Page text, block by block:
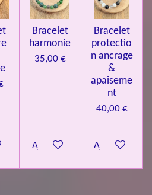
panier
Bracelet
harmonie
35,00 €
Ajouter au panier
Bracelet
protectio
n ancrage
&
apaiseme
nt
40,00 €
Ajouter au